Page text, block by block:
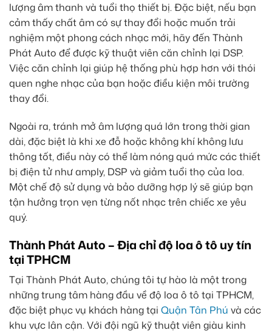
lượng âm thanh và tuổi thọ thiết bị. Đặc biệt, nếu bạn
cảm thấy chất âm có sự thay đổi hoặc muốn trải
nghiệm một phong cách nhạc mới, hãy đến Thành
Phát Auto để được kỹ thuật viên căn chỉnh lại DSP.
Việc căn chỉnh lại giúp hệ thống phù hợp hơn với thói
quen nghe nhạc của bạn hoặc điều kiện môi trường
thay đổi.
Ngoài ra, tránh mở âm lượng quá lớn trong thời gian
dài, đặc biệt là khi xe đỗ hoặc không khí không lưu
thông tốt, điều này có thể làm nóng quá mức các thiết
bị điện tử như amply, DSP và giảm tuổi thọ của loa.
Một chế độ sử dụng và bảo dưỡng hợp lý sẽ giúp bạn
tận hưởng trọn vẹn từng nốt nhạc trên chiếc xe yêu
quý.
Thành Phát Auto – Địa chỉ độ loa ô tô uy tín
tại TPHCM
Tại Thành Phát Auto, chúng tôi tự hào là một trong
những trung tâm hàng đầu về độ loa ô tô tại TPHCM,
đặc biệt phục vụ khách hàng tại Quận Tân Phú và các
khu vực lân cận. Với đội ngũ kỹ thuật viên giàu kinh